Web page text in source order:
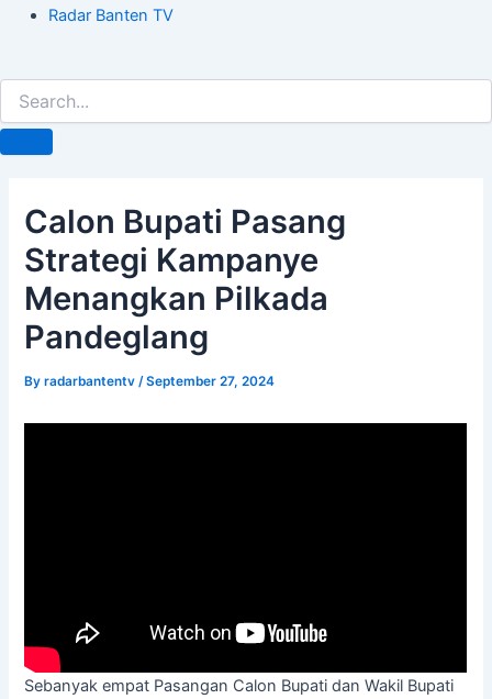
Radar Banten TV
Calon Bupati Pasang
Strategi Kampanye
Menangkan Pilkada
Pandeglang
Byradarbantentv/September 27, 2024
Sebanyak empat Pasangan Calon Bupati dan Wakil Bupati